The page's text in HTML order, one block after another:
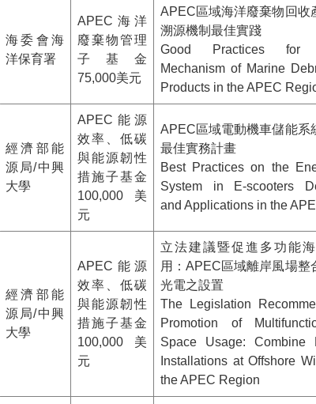
海委會海
洋保育署
APEC海洋
廢棄物管理
子基金
75,000美元
APEC區域海洋廢棄物回收
溯源機制最佳實踐
Good Practices for
Mechanism of Marine
Products in the APEC
經濟部能
源局/中興
大學
APEC能源
效率、低碳
與能源韌性
措施子基金
100,000美
元
APEC區域電動機車儲能系
最佳實務計畫
Best Practices on the
System in E-scooters
and Applications in the
經濟部能
源局/中興
大學
APEC能源
效率、低碳
與能源韌性
措施子基金
100,000美
元
立法建議暨促進多功能
用：APEC區域離岸風場整
光電之設置
The Legislation
Promotion of
Space Usage: Combine
Installations at Offshore
the APEC Region